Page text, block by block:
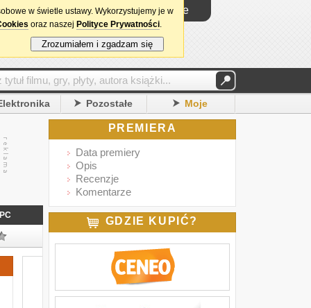
Logowanie
Pozostałe Moje
PC
PREMIERA
Data premiery
Opis
Recenzje
Komentarze
GDZIE KUPIĆ?
w świetle ustawy. Wykorzystujemy je w
oraz naszej Polityce Prywatności.
Zrozumiałem i zgadzam się